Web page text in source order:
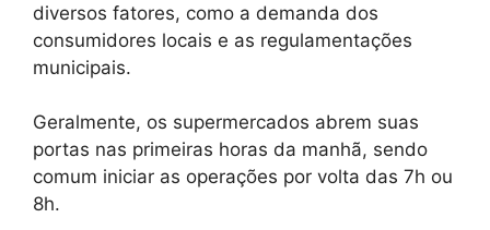
diversos fatores, como a demanda dos
consumidores locais e as regulamentações
municipais.
Geralmente, os supermercados abrem suas
portas nas primeiras horas da manhã, sendo
comum iniciar as operações por volta das 7h ou
8h.